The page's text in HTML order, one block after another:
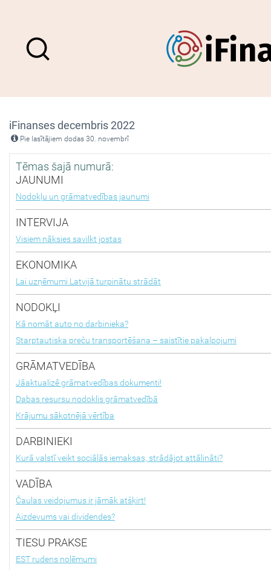
iFinanses decembris 2022
Pie lasītājiem dodas 30. novembrī
Tēmas šajā numurā:
JAUNUMI
Nodokļu un grāmatvedības jaunumi
INTERVIJA
Visiem nāksies savilkt jostas
EKONOMIKA
Lai uzņēmumi Latvijā turpinātu strādāt
NODOKĻI
Kā nomāt auto no darbinieka?
Starptautiska preču transportēšana – saistītie pakalpojumi
GRĀMATVEDĪBA
Jāaktualizē grāmatvedības dokumenti!
Dabas resursu nodoklis grāmatvedībā
Krājumu sākotnējā vērtība
DARBINIEKI
Kurā valstī veikt sociālās iemaksas, strādājot attālināti?
VADĪBA
Čaulas veidojumus ir jāmāk atšķirt!
Aizdevums vai dividendes?
TIESU PRAKSE
EST rudens nolēmumi